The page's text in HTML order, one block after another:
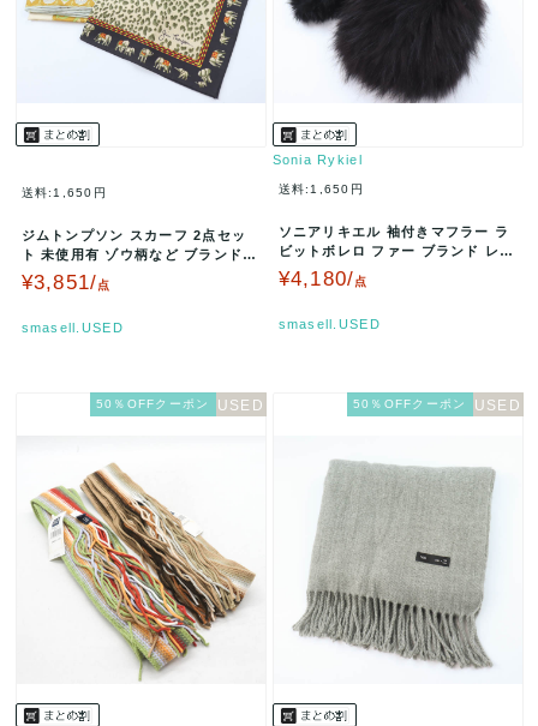
送料:1,650円
ジムトンプソン スカーフ 2点セッ
ト 未使用有 ゾウ柄など ブランド
まとめて レディース JIM …
¥3,851/点
smasell.USED
Sonia Rykiel
送料:1,650円
ソニアリキエル 袖付きマフラー ラ
ビットボレロ ファー ブランド レデ
ィース ブラック Sonia …
¥4,180/点
smasell.USED
50％OFFクーポン 50％OFFクーポン